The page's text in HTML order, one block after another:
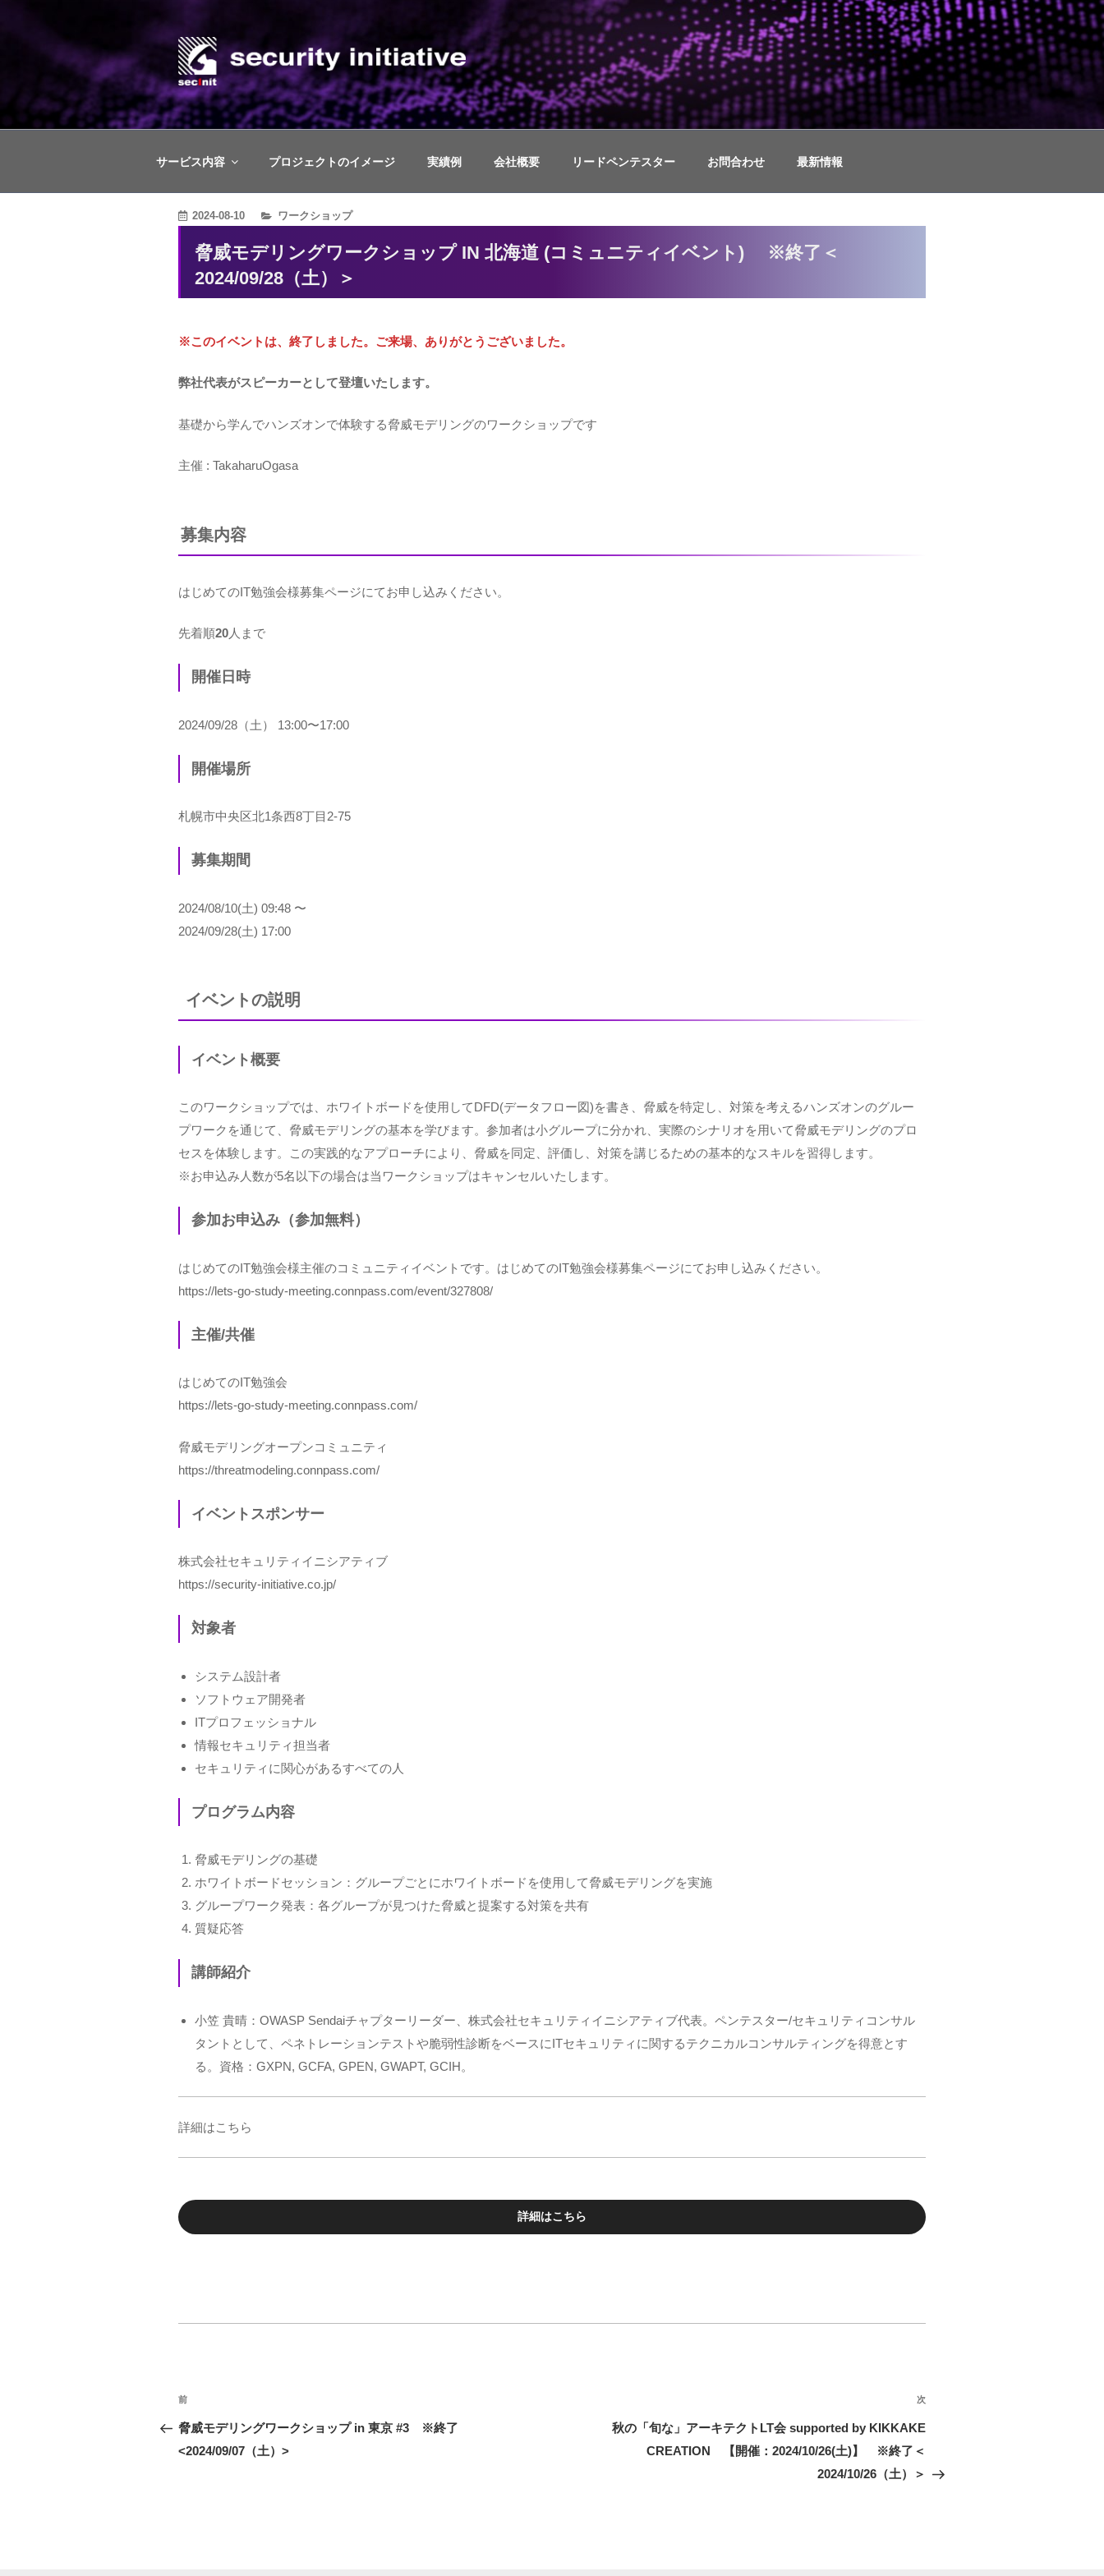
ッ
株式会社セキュリティイニシアティブ
脅威ベースのペネトレーションテスト(TLPT)、ペネトレーションテストや脆弱性診断、セキュリティコンサルティング
サービス内容 プロジェクトのイメージ 実績例 会社概要 リードペンテスター お問合わせ 最新情報
2024-08-10
カ
ゴ
リ
ワークショップ
脅威モデリングワークショップ IN 北海道 (コミュニティイベント) ※終了＜
2024/09/28（土）＞
※このイベントは、終了しました。ご来場、ありがとうございました。
弊社代表がスピーカーとして登壇いたします。
基礎から学んでハンズオンで体験する脅威モデリングのワークショップです
主催 : TakaharuOgasa
募集内容
はじめてのIT勉強会様募集ページにてお申し込みください。
先着順20人まで
開催日時
2024/09/28（土） 13:00〜17:00
開催場所
札幌市中央区北1条西8丁目2-75
募集期間
2024/08/10(土) 09:48 〜
2024/09/28(土) 17:00
イベントの説明
イベント概要
このワークショップでは、ホワイトボードを使用してDFD(データフロー図)を書き、脅威を特定し、対策を考えるハンズオンのグルー
プワークを通じて、脅威モデリングの基本を学びます。参加者は小グループに分かれ、実際のシナリオを用いて脅威モデリングのプロ
セスを体験します。この実践的なアプローチにより、脅威を同定、評価し、対策を講じるための基本的なスキルを習得します。
※お申込み人数が5名以下の場合は当ワークショップはキャンセルいたします。
参加お申込み（参加無料）
はじめてのIT勉強会様主催のコミュニティイベントです。はじめてのIT勉強会様募集ページにてお申し込みください。
https://lets-go-study-meeting.connpass.com/event/327808/
主催/共催
はじめてのIT勉強会
https://lets-go-study-meeting.connpass.com/
脅威モデリングオープンコミュニティ
https://threatmodeling.connpass.com/
イベントスポンサー
株式会社セキュリティイニシアティブ
https://security-initiative.co.jp/
対象者
システム設計者
ソフトウェア開発者
ITプロフェッショナル
情報セキュリティ担当者
セキュリティに関心があるすべての人
プログラム内容
脅威モデリングの基礎
ホワイトボードセッション：グループごとにホワイトボードを使用して脅威モデリングを実施
グループワーク発表：各グループが見つけた脅威と提案する対策を共有
質疑応答
講師紹介
小笠 貴晴：OWASP Sendaiチャプターリーダー、株式会社セキュリティイニシアティブ代表。ペンテスター/セキュリティコンサル
タントとして、ペネトレーションテストや脆弱性診断をベースにITセキュリティに関するテクニカルコンサルティングを得意とす
る。資格：GXPN, GCFA, GPEN, GWAPT, GCIH。
詳細はこちら
詳細はこちら
稿
ナ
前
の
投
前
脅威モデリングワークショップ in 東京 #3 ※終了
<2024/09/07（土）>
次
の
稿
次
秋の「旬な」アーキテクトLT会 supported by KIKKAKE
CREATION 【開催：2024/10/26(土)】 ※終了＜
2024/10/26（土）＞